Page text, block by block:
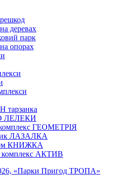
деревах
парк
опорах
тарзанка
ЛЕЛЕКИ
ГЕОМЕТРІЯ
ЛАЗАЛКА
КНИЖКА
комплекс АКТИВ
«Парки Пригод ТРОПА»